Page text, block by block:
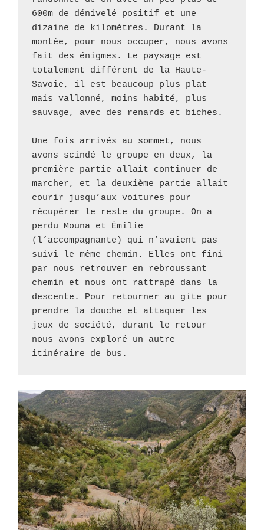
600m de dénivelé positif et une
dizaine de kilomètres. Durant la
montée, pour nous occuper, nous avons
fait des énigmes. Le paysage est
totalement différent de la Haute-
Savoie, il est beaucoup plus plat
mais vallonné, moins habité, plus
sauvage, avec des renards et biches.
Une fois arrivés au sommet, nous
avons scindé le groupe en deux, la
première partie allait continuer de
marcher, et la deuxième partie allait
courir jusqu’aux voitures pour
récupérer le reste du groupe. On a
perdu Mouna et Émilie
(l’accompagnante) qui n’avaient pas
suivi le même chemin. Elles ont fini
par nous retrouver en rebroussant
chemin et nous ont rattrapé dans la
descente. Pour retourner au gite pour
prendre la douche et attaquer les
jeux de société, durant le retour
nous avons exploré un autre